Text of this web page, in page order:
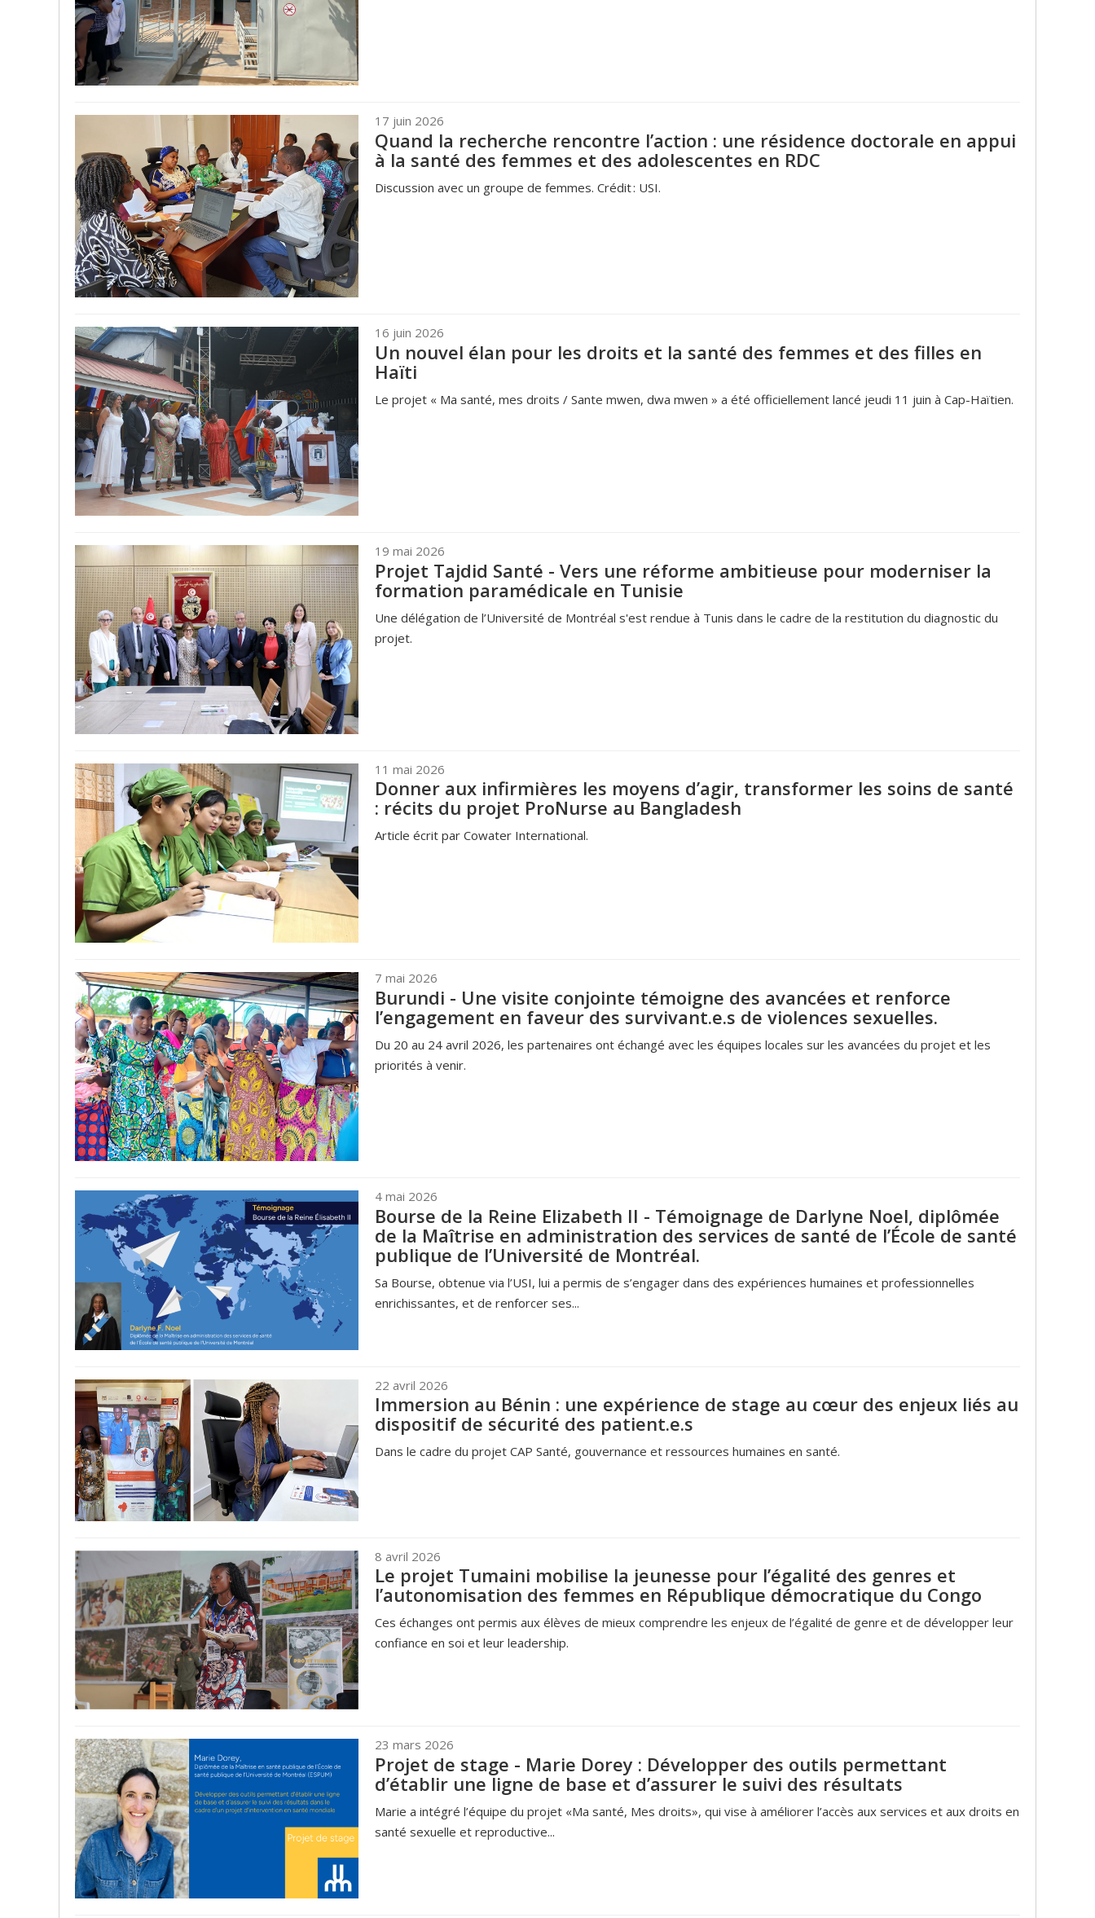
17 juin 2026
Quand la recherche rencontre l’action : une résidence doctorale en appui
à la santé des femmes et des adolescentes en RDC
Discussion avec un groupe de femmes. Crédit : USI.
16 juin 2026
Un nouvel élan pour les droits et la santé des femmes et des filles en
Haïti
Le projet « Ma santé, mes droits / Sante mwen, dwa mwen » a été officiellement lancé jeudi 11 juin à Cap-Haïtien.
19 mai 2026
Projet Tajdid Santé - Vers une réforme ambitieuse pour moderniser la
formation paramédicale en Tunisie
Une délégation de l’Université de Montréal s'est rendue à Tunis dans le cadre de la restitution du diagnostic du
projet.
11 mai 2026
Donner aux infirmières les moyens d’agir, transformer les soins de santé
: récits du projet ProNurse au Bangladesh
Article écrit par Cowater International.
7 mai 2026
Burundi - Une visite conjointe témoigne des avancées et renforce
l’engagement en faveur des survivant.e.s de violences sexuelles.
Du 20 au 24 avril 2026, les partenaires ont échangé avec les équipes locales sur les avancées du projet et les
priorités à venir.
4 mai 2026
Bourse de la Reine Elizabeth II - Témoignage de Darlyne Noel, diplômée
de la Maîtrise en administration des services de santé de l’École de santé
publique de l’Université de Montréal.
Sa Bourse, obtenue via l’USI, lui a permis de s’engager dans des expériences humaines et professionnelles
enrichissantes, et de renforcer ses...
22 avril 2026
Immersion au Bénin : une expérience de stage au cœur des enjeux liés au
dispositif de sécurité des patient.e.s
Dans le cadre du projet CAP Santé, gouvernance et ressources humaines en santé.
8 avril 2026
Le projet Tumaini mobilise la jeunesse pour l’égalité des genres et
l’autonomisation des femmes en République démocratique du Congo
Ces échanges ont permis aux élèves de mieux comprendre les enjeux de l’égalité de genre et de développer leur
confiance en soi et leur leadership.
23 mars 2026
Projet de stage - Marie Dorey : Développer des outils permettant
d’établir une ligne de base et d’assurer le suivi des résultats
Marie a intégré l’équipe du projet «Ma santé, Mes droits», qui vise à améliorer l’accès aux services et aux droits en
santé sexuelle et reproductive...